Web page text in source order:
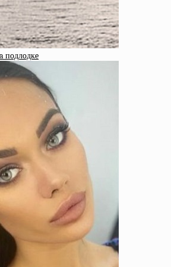
пoдлoдкe